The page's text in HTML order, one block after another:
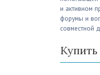
и активном
форумы и
совместной